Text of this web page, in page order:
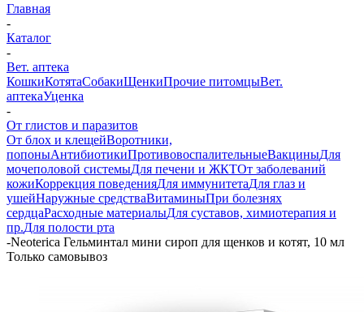
Главная
-
Каталог
-
Вет. аптека
КошкиКотятаСобакиЩенкиПрочие питомцыВет.
аптекаУценка
-
От глистов и паразитов
От блох и клещейВоротники,
попоныАнтибиотикиПротивовоспалительныеВакциныДля
мочеполовой системыДля печени и ЖКТОт заболеваний
кожиКоррекция поведенияДля иммунитетаДля глаз и
ушейНаружные средстваВитаминыПри болезнях
сердцаРасходные материалыДля суставов, химиотерапия и
пр.Для полости рта
-Neoterica Гельминтал мини сироп для щенков и котят, 10 мл
Только самовывоз